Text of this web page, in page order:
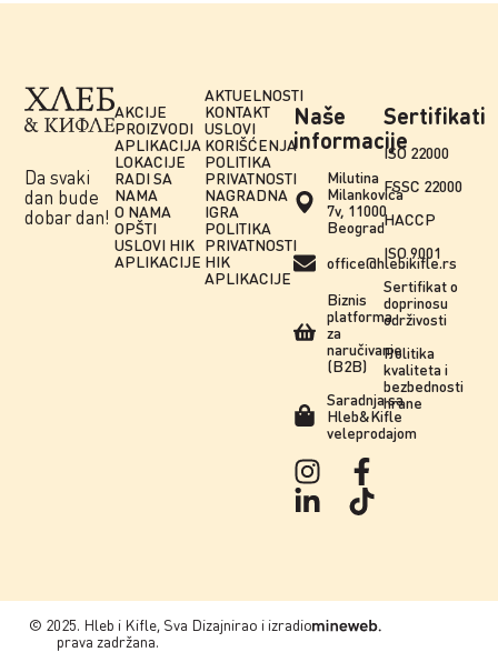
Da svaki
dan bude
dobar dan!
AKCIJE
PROIZVODI
APLIKACIJA
LOKACIJE
RADI SA
NAMA
O NAMA
OPŠTI
USLOVI HIK
APLIKACIJE
AKTUELNOSTI
KONTAKT
USLOVI
KORIŠĆENJA
POLITIKA
PRIVATNOSTI
NAGRADNA
IGRA
POLITIKA
PRIVATNOSTI
HIK
APLIKACIJE
Sertifikati
ISO 22000
FSSC 22000
HACCP
ISO 9001
Sertifikat o
doprinosu
održivosti
Politika
kvaliteta i
bezbednosti
hrane
Naše
informacije
Milutina
Milankovića
7v, 11000
Beograd
office@hlebikifle.rs
Biznis
platforma
za
naručivanje
(B2B)
Saradnja sa
Hleb&Kifle
veleprodajom
© 2025. Hleb i Kifle, Sva
prava zadržana.
Dizajnirao i izradio